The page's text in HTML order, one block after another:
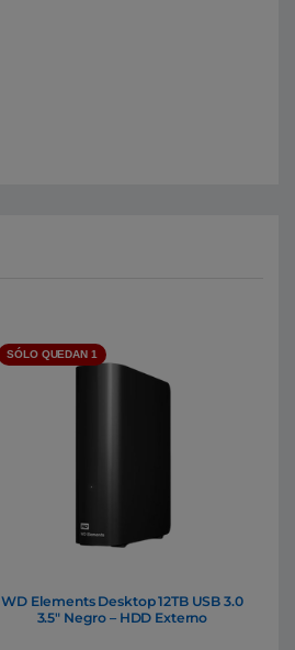
SÓLO QUEDAN 1
WD Elements Desktop 12TB USB 3.0
3.5″ Negro – HDD Externo